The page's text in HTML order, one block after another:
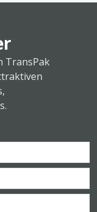
TransPak